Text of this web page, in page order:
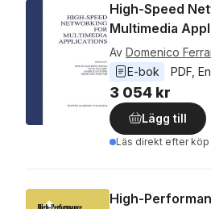
High-Speed
Multimedia
Av Domenico
E-bok
PDF
3 054 kr
Lägg till
Läs direkt efter köp
High-